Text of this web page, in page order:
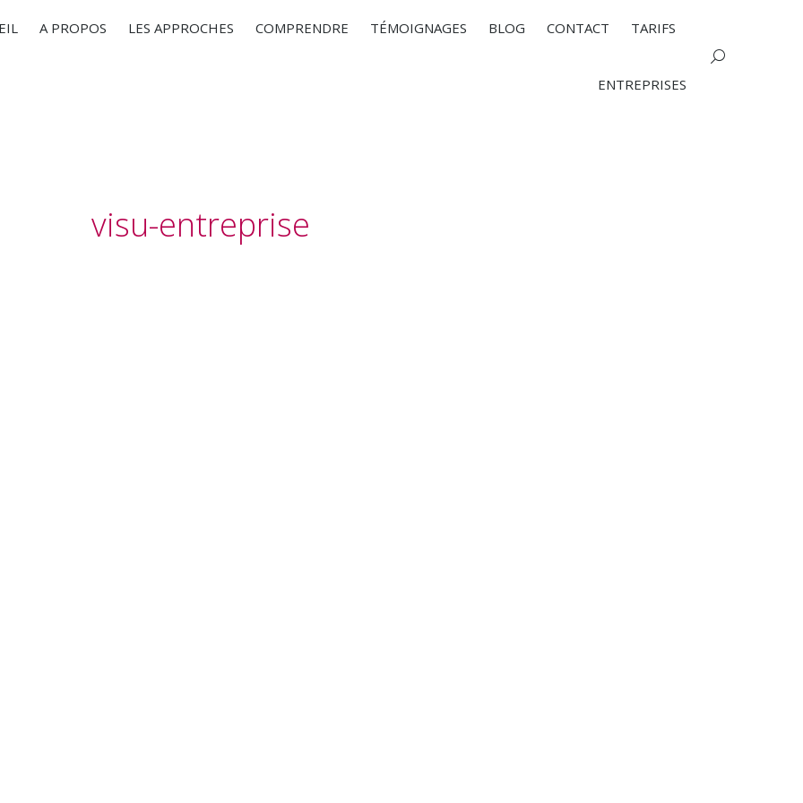
A PROPOS LES APPROCHES COMPRENDRE TÉMOIGNAGES BLOG CONTACT TARIFS
ENTREPRISES
Search:
visu-entreprise